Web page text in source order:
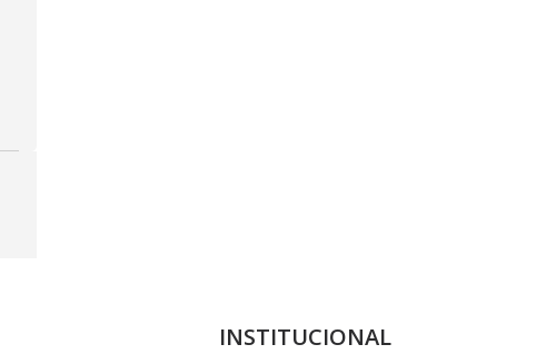
INSTITUCIONAL